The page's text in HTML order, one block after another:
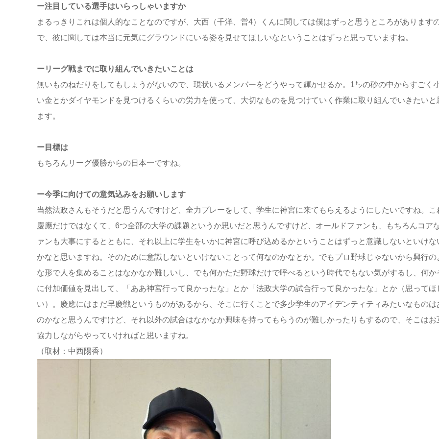
ー注目している選手はいらっしゃいますか
まるっきりこれは個人的なことなのですが、大西（千洋、営4）くんに関しては僕はずっと思うところがあります
で、彼に関しては本当に元気にグラウンドにいる姿を見せてほしいなということはずっと思っていますね。
ーリーグ戦までに取り組んでいきたいことは
無いものねだりをしてもしょうがないので、現状いるメンバーをどうやって輝かせるか。1㌧の砂の中からすごく
い金とかダイヤモンドを見つけるくらいの労力を使って、大切なものを見つけていく作業に取り組んでいきたいと
ます。
ー目標は
もちろんリーグ優勝からの日本一ですね。
ー今季に向けての意気込みをお願いします
当然法政さんもそうだと思うんですけど、全力プレーをして、学生に神宮に来てもらえるようにしたいですね。こ
慶應だけではなくて、6つ全部の大学の課題というか思いだと思うんですけど、オールドファンも、もちろんコア
ァンも大事にするとともに、それ以上に学生をいかに神宮に呼び込めるかということはずっと意識しないといけな
かなと思いますね。そのために意識しないといけないことって何なのかなとか。でもプロ野球じゃないから興行の
な形で人を集めることはなかなか難しいし、でも何かただ野球だけで呼べるという時代でもない気がするし、何か
に付加価値を見出して、「ああ神宮行って良かったな」とか「法政大学の試合行って良かったな」とか（思ってほ
い）。慶應にはまだ早慶戦というものがあるから、そこに行くことで多少学生のアイデンティティみたいなものは
のかなと思うんですけど、それ以外の試合はなかなか興味を持ってもらうのが難しかったりもするので、そこはお
協力しながらやっていければと思いますね。
（取材：中西陽香）